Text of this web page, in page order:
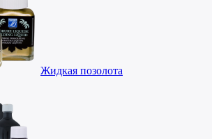
Жидкая позолота